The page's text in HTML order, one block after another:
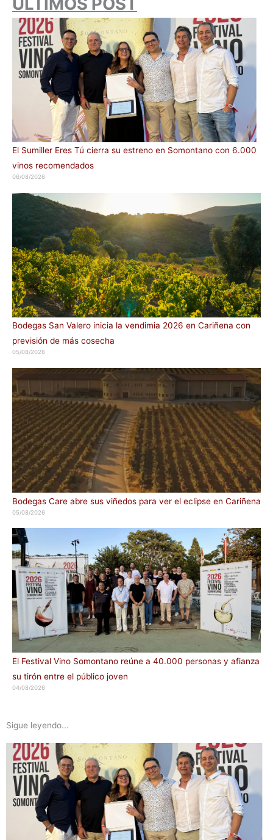
El Sumiller Eres Tú cierra su estreno en Somontano con 6.000
vinos recomendados
06/08/2026
Bodegas San Valero inicia la vendimia 2026 en Cariñena con
previsión de más cosecha
05/08/2026
Bodegas Care abre sus viñedos para ver el eclipse en Cariñena
05/08/2026
El Festival Vino Somontano reúne a 40.000 personas y afianza
su tirón entre el público joven
04/08/2026
Sigue leyendo...